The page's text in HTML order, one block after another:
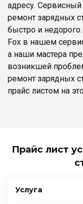
адресу. Сервисный
ремонт зарядных
быстро и
Fox в нашем
а наши мастера
возникшей
ремонт зарядных
прайс листом на
Прайс лист
Услуга